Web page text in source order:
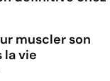
muscler son
la vie